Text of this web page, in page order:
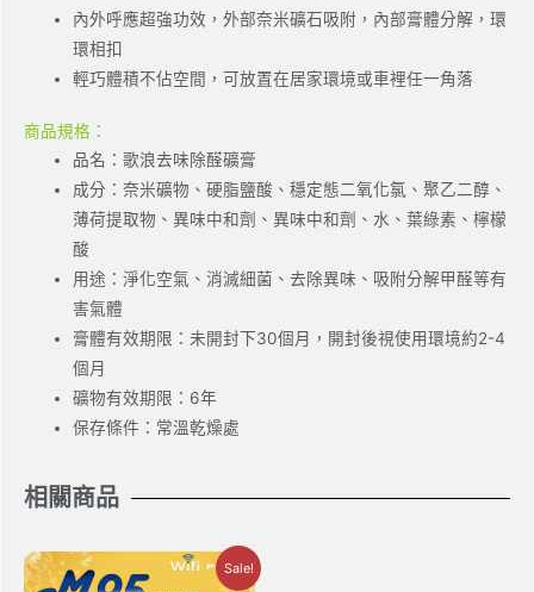
內外呼應超強功效，外部奈米礦石吸附，內部膏體分解，環
環相扣
輕巧體積不佔空間，可放置在居家環境或車裡任一角落
商品規格：
品名：歌浪去味除醛礦膏
成分：奈米礦物、硬脂鹽酸、穩定態二氧化氯、聚乙二醇、
薄荷提取物、異味中和劑、異味中和劑、水、葉綠素、檸檬
酸
用途：淨化空氣、消滅細菌、去除異味、吸附分解甲醛等有
害氣體
膏體有效期限：未開封下30個月，開封後視使用環境約2-4
個月
礦物有效期限：6年
保存條件：常溫乾燥處
相關商品
Sale!